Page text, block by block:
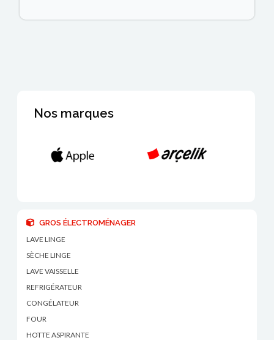
Nos marques
GROS ÉLECTROMÉNAGER
LAVE LINGE
SÈCHE LINGE
LAVE VAISSELLE
REFRIGÉRATEUR
CONGÉLATEUR
FOUR
HOTTE ASPIRANTE